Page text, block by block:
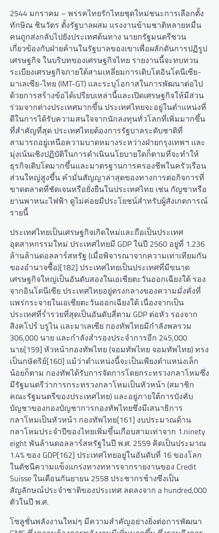
2544 มกราคม – พรรคไทยรักไทยชุดใหม่ชนะการเลือกตั้ง
ทักษิณ ชินวัตร ตั้งรัฐบาลผสม แรงงานข้ามชาติหลายหมื่น
คนถูกส่งกลับไปยังประเทศต้นทาง นายกรัฐมนตรีชวน
เกี่ยวข้องกับฝ่ายค้านในรัฐบาลของเขาเพื่อผลักดันการปฏิรูป
เศรษฐกิจ ในบริบทของเศรษฐกิจไทย รายงานนี้จะทบทวน
ระเบียงเศรษฐกิจภายใต้สามเหลี่ยมการเติบโตอินโดนีเซีย-
มาเลเซีย-ไทย (IMT-GT) และระบุโอกาสในการพัฒนาต่อไป
ด้วยการสร้างข้อได้เปรียบเหล่านี้และเปิดเศรษฐกิจให้มีส่วน
ร่วมจากต่างประเทศมากขึ้น ประเทศไทยจะอยู่ในตำแหน่งที่
ดีในการได้รับความสนใจจากนักลงทุนทั่วโลกที่เพิ่มมากขึ้น
ที่สำคัญที่สุด ประเทศไทยต้องการรัฐบาลระดับชาติที่
สามารถอยู่เหนือความบาดหมางระหว่างฝ่ายกรุงเทพฯ และ
มุ่งเน้นเชิงปฏิบัติในการดำเนินนโยบายใดก็ตามที่จะทำให้
ธุรกิจเติบโตมากขึ้นและมาตรฐานการครองชีพในครัวเรือน
ส่วนใหญ่สูงขึ้น คำมั่นสัญญาล่าสุดของทางการต่อกิจการที่
ขาดตลาดที่ชัดเจนหรือยั่งยืนในประเทศไทย เช่น กัญชาหรือ
ยานพาหนะไฟฟ้า ดูไม่ค่อยมีประโยชน์สำหรับผู้สังเกตการณ์
รายนี้
ประเทศไทยเป็นเศรษฐกิจเกิดใหม่และถือเป็นประเทศ
อุตสาหกรรมใหม่ ประเทศไทยมี GDP ในปี 2560 อยู่ที่ 1.236
ล้านล้านดอลลาร์สหรัฐ (เมื่อพิจารณาจากความเท่าเทียมกัน
ของอำนาจซื้อ)[182] ประเทศไทยเป็นประเทศที่มีขนาด
เศรษฐกิจใหญ่เป็นอันดับสองในเอเชียตะวันออกเฉียงใต้ รอง
จากอินโดนีเซีย ประเทศไทยอยู่ตรงกลางของความมั่งคั่งที่
แพร่กระจายในเอเชียตะวันออกเฉียงใต้ เนื่องจากเป็น
ประเทศที่ร่ำรวยที่สุดเป็นอันดับสี่ตาม GDP ต่อหัว รองจาก
สิงคโปร์ บรูไน และมาเลเซีย กองทัพไทยมีกำลังพลรวม
306,000 นาย และกำลังสำรองประจำการอีก 245,000
นาย[159] หัวหน้ากองทัพไทย (จอมทัพไทย จอมทัพไทย) ทรง
เป็นกษัตริย์[160] แม้ว่าตำแหน่งนี้จะเป็นเพียงตำแหน่งเล็ก
น้อยก็ตาม กองทัพได้รับการจัดการโดยกระทรวงกลาโหมซึ่ง
มีรัฐมนตรีว่าการกระทรวงกลาโหมเป็นหัวหน้า (สมาชิก
คณะรัฐมนตรีของประเทศไทย) และอยู่ภายใต้การบังคับ
บัญชาของกองบัญชาการกองทัพไทยซึ่งมีเสนาธิการ
กลาโหมเป็นหัวหน้า กองทัพไทย[161] งบประมาณด้าน
กลาโหมประจำปีของไทยเพิ่มขึ้นเกือบสามเท่าจาก 1.ninety
eight พันล้านดอลลาร์สหรัฐในปี พ.ศ. 2559 คิดเป็นประมาณ
1.4% ของ GDP[162] ประเทศไทยอยู่ในอันดับที่ 16 ของโลก
ในดัชนีความแข็งแกร่งทางทหารจากรายงานของ Credit
Suisse ในเดือนกันยายน 2558 ประชากรช้างซึ่งเป็น
สัญลักษณ์ประจำชาติของประเทศ ลดลงจาก a hundred,000
ตัวในปี พ.ศ.
โซลูชั่นพลังงานใหม่ๆ มีความสำคัญอย่างยิ่งต่อการพัฒนา